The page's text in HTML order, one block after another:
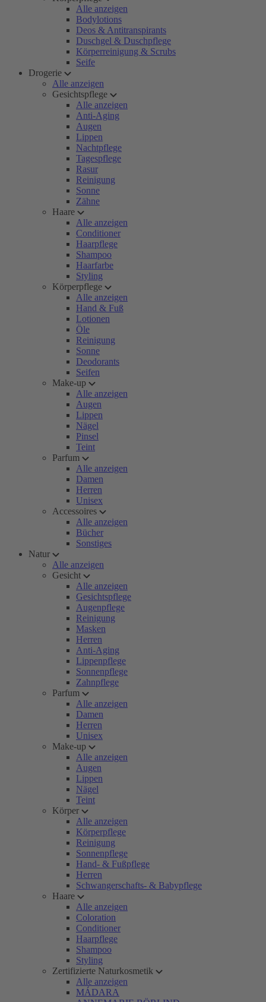
Alle anzeigen
Bodylotions
Deos & Antitranspirants
Duschgel & Duschpflege
Körperreinigung & Scrubs
Seife
Drogerie
Alle anzeigen
Gesichtspflege
Alle anzeigen
Anti-Aging
Augen
Lippen
Nachtpflege
Tagespflege
Rasur
Reinigung
Sonne
Zähne
Haare
Alle anzeigen
Conditioner
Haarpflege
Shampoo
Haarfarbe
Styling
Körperpflege
Alle anzeigen
Hand & Fuß
Lotionen
Öle
Reinigung
Sonne
Deodorants
Seifen
Make-up
Alle anzeigen
Augen
Lippen
Nägel
Pinsel
Teint
Parfum
Alle anzeigen
Damen
Herren
Unisex
Accessoires
Alle anzeigen
Bücher
Sonstiges
Natur
Alle anzeigen
Gesicht
Alle anzeigen
Gesichtspflege
Augenpflege
Reinigung
Masken
Herren
Anti-Aging
Lippenpflege
Sonnenpflege
Zahnpflege
Parfum
Alle anzeigen
Damen
Herren
Unisex
Make-up
Alle anzeigen
Augen
Lippen
Nägel
Teint
Körper
Alle anzeigen
Körperpflege
Reinigung
Sonnenpflege
Hand- & Fußpflege
Herren
Schwangerschafts- & Babypflege
Haare
Alle anzeigen
Coloration
Conditioner
Haarpflege
Shampoo
Styling
Zertifizierte Naturkosmetik
Alle anzeigen
MÁDARA